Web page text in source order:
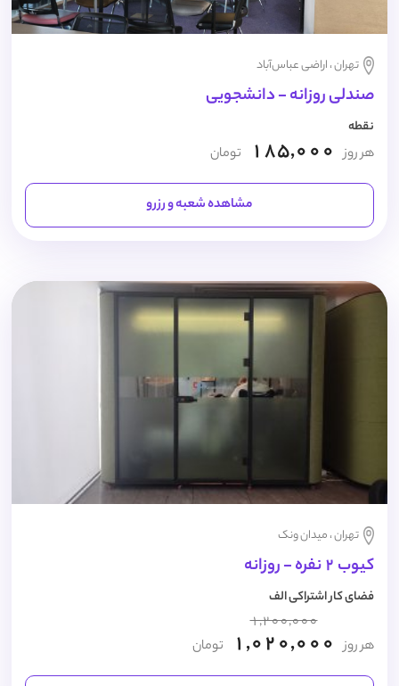
تهران ، اراضی عباس‌آباد
صندلی روزانه - دانشجویی
نقطه
هر روز 185,000 تومان
مشاهده شعبه و رزرو
تهران ، میدان ونک
کیوب 2 نفره - روزانه
فضای کار اشتراکی الف
هر روز
1,200,000
1,020,000 تومان